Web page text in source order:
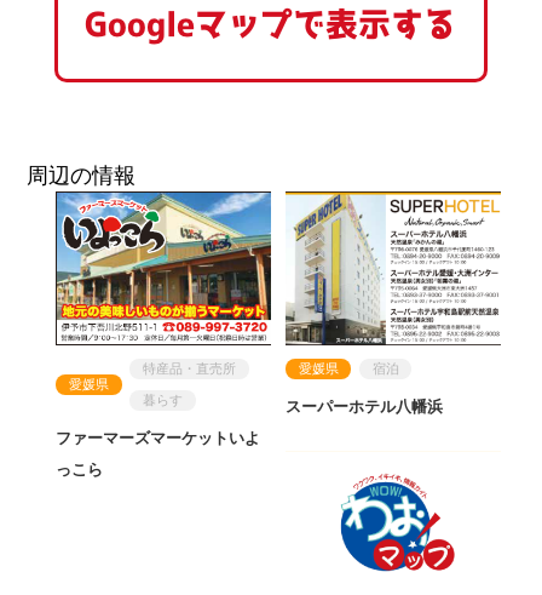
Googleマップで表示する
周辺の情報
愛媛県
特産品・直売所
暮らす
ファーマーズマーケットいよ
っこら
愛媛県 宿泊
スーパーホテル八幡浜